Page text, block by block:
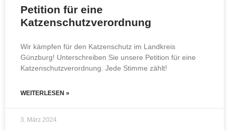
Petition für eine
Katzenschutzverordnung
Wir kämpfen für den Katzenschutz im Landkreis
Günzburg! Unterschreiben Sie unsere Petition für eine
Katzenschutzverordnung. Jede Stimme zählt!
WEITERLESEN »
3. März 2024